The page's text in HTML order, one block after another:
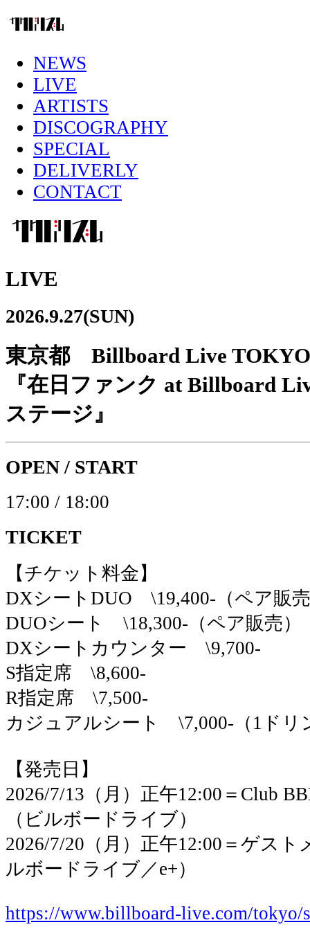
NEWS
LIVE
ARTISTS
DISCOGRAPHY
SPECIAL
DELIVERLY
CONTACT
LIVE
2026.9.27(SUN)
東京都 Billboard Live TOKYO
『在日ファンク at Billboard
ステージ』
OPEN / START
17:00 / 18:00
TICKET
【チケット料金】
DXシートDUO \19,400-（ペア販
DUOシート \18,300-（ペア販売）
DXシートカウンター \9,700-
S指定席 \8,600-
R指定席 \7,500-
カジュアルシート \7,000-（1ドリ
【発売日】
2026/7/13（月）正午12:00＝Club
（ビルボードライブ）
2026/7/20（月）正午12:00＝ゲス
ルボードライブ／e+）
https://www.billboard-live.com/tokyo/